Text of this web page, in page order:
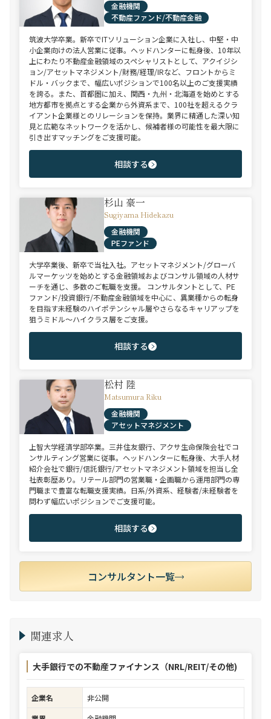
金融機関
不動産ファンド/不動産金融
筑波大学卒業。新卒でITソリューション企業に入社し、中堅・中
小企業向けの法人営業に従事。ヘッドハンターに転身後、10年以
上にわたり不動産金融領域のスペシャリストとして、アクイジシ
ョン/アセットマネジメント/財務/経理/IRなど、フロントからミ
ドル・バックまで、幅広いポジションで100名以上のご支援実績
を誇る。また、首都圏に加え、関西・九州・北海道を始めとする
地方都市を拠点とする企業から外資系まで、100社を超えるクラ
イアント企業様とのリレーションを保持。業界に精通した深い知
見と広範なネットワークを活かし、候補者様の可能性を最大限に
引き出すマッチングをご支援可能。
相談する
杉山 豪一
Sugiyama Hidekazu
金融機関
PEファンド
大学卒業後、新卒で当社入社。アセットマネジメント/グローバ
ルマーケッツを始めとする金融領域およびコンサル領域の人材サ
ーチを通じ、多数のご転職を支援。 コンサルタントとして、PE
ファンド/投資銀行/不動産金融領域を中心に、異業種からの転身
を目指す未経験のハイポテンシャル層やさらなるキャリアップを
狙うミドル～ハイクラス層をご支援。
相談する
松村 陸
Matsumura Riku
金融機関
アセットマネジメント
上智大学経済学部卒業。三井住友銀行、アクサ生命保険会社でコ
ンサルティング営業に従事。ヘッドハンターに転身後、大手人材
紹介会社で銀行/信託銀行/アセットマネジメント領域を担当し全
社表彰歴あり。リテール部門の営業職・企画職から運用部門の専
門職まで豊富な転職支援実績。日系/外資系、経験者/未経験者を
問わず幅広いポジションでご支援可能。
相談する
コンサルタント一覧
関連求人
大手銀行での不動産ファイナンス（NRL/REIT/その他)
企業名
非公開